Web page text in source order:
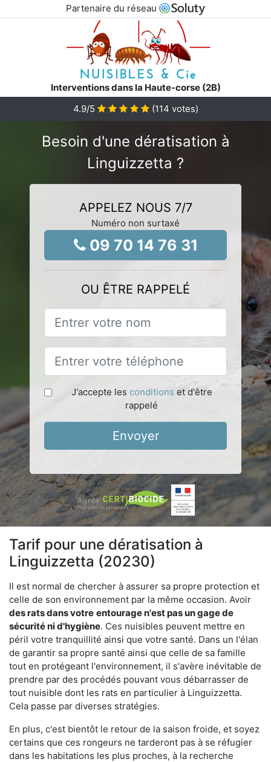
Partenaire du réseau
Interventions dans la Haute-corse (2B)
4.9/5 (114 votes)
Besoin d'une dératisation à
Linguizzetta ?
APPELEZ NOUS 7/7
Numéro non surtaxé
09 70 14 76 31
OU ÊTRE RAPPELÉ
J'accepte les conditions et d'être
rappelé
Envoyer
Tarif pour une dératisation à
Linguizzetta (20230)
Il est normal de chercher à assurer sa propre protection et
celle de son environnement par la même occasion. Avoir
des rats dans votre entourage n'est pas un gage de
sécurité ni d'hygiène. Ces nuisibles peuvent mettre en
péril votre tranquillité ainsi que votre santé. Dans un l'élan
de garantir sa propre santé ainsi que celle de sa famille
tout en protégeant l'environnement, il s'avère inévitable de
prendre par des procédés pouvant vous débarrasser de
tout nuisible dont les rats en particulier à Linguizzetta.
Cela passe par diverses stratégies.
En plus, c'est bientôt le retour de la saison froide, et soyez
certains que ces rongeurs ne tarderont pas à se réfugier
dans les habitations les plus proches, à la recherche